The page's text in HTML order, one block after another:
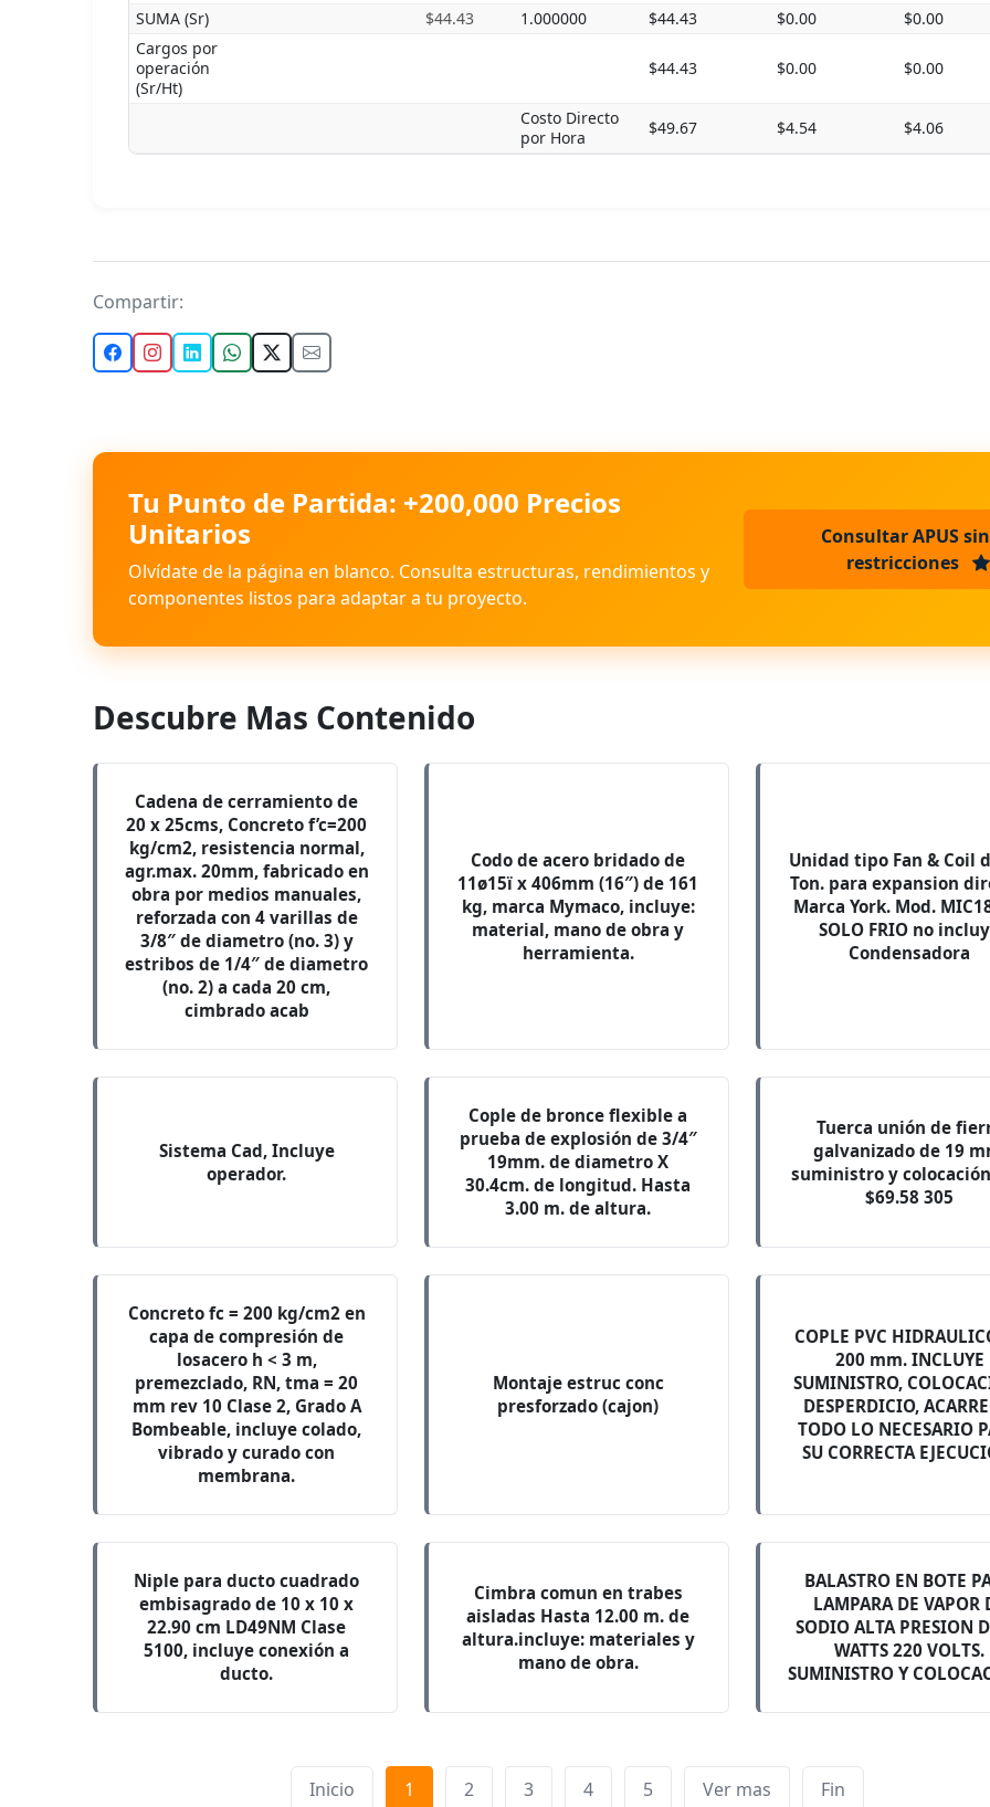
SUMA (Sr)
$44.43 1.000000 $44.43 $0.00
$0.00
Cargos por
operación
(Sr/Ht)
$44.43 $0.00 $0.00
Costo Directo
por Hora
$49.67 $4.54 $4.06
Compartir:
Tu Punto de Partida: +200,000 Precios
Unitarios
Olvídate de la página en blanco. Consulta estructuras, rendimientos y
componentes listos para adaptar a tu proyecto.
Consultar APUS sin
restricciones
Descubre Mas Contenido
Cadena de cerramiento de
20 x 25cms, Concreto f’c=200
kg/cm2, resistencia normal,
agr.max. 20mm, fabricado en
obra por medios manuales,
reforzada con 4 varillas de
3/8″ de diametro (no. 3) y
estribos de 1/4″ de diametro
(no. 2) a cada 20 cm,
cimbrado acab
Codo de acero bridado de
11ø15ï x 406mm (16″) de 161
kg, marca Mymaco, incluye:
material, mano de obra y
herramienta.
Unidad tipo Fan & Coil
Ton. para expansion
Marca York. Mod.
SOLO FRIO no
Condensadora
Sistema Cad, Incluye
operador.
Cople de bronce flexible a
prueba de explosión de 3/4″
19mm. de diametro X
30.4cm. de longitud. Hasta
3.00 m. de altura.
Tuerca unión de
galvanizado de 19
suministro y
$69.58 305
Concreto fc = 200 kg/cm2 en
capa de compresión de
losacero h < 3 m,
premezclado, RN, tma = 20
mm rev 10 Clase 2, Grado A
Bombeable, incluye colado,
vibrado y curado con
membrana.
Montaje estruc conc
presforzado (cajon)
COPLE PVC
200 mm. INCLUYE
SUMINISTRO,
DESPERDICIO,
TODO LO NECESARIO
SU CORRECTA
Niple para ducto cuadrado
embisagrado de 10 x 10 x
22.90 cm LD49NM Clase
5100, incluye conexión a
ducto.
Cimbra comun en trabes
aisladas Hasta 12.00 m. de
altura.incluye: materiales y
mano de obra.
BALASTRO EN BOTE
LAMPARA DE VAPOR
SODIO ALTA PRESION
WATTS 220 VOLTS.
SUMINISTRO Y
Inicio 1 2 3 4 5 Ver mas Fin